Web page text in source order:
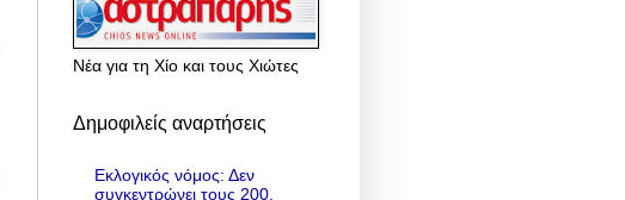
Νέα για τη Χίο και τους Χιώτες
Δημοφιλείς αναρτήσεις
Εκλογικός νόμος: Δεν
συγκεντρώνει τους 200,